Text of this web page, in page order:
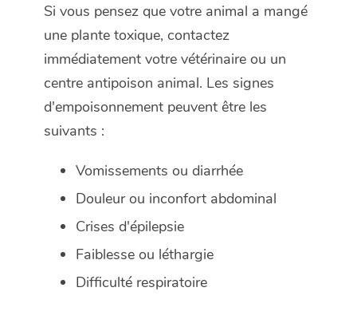
Si vous pensez que votre animal a mangé
une plante toxique, contactez
immédiatement votre vétérinaire ou un
centre antipoison animal. Les signes
d'empoisonnement peuvent être les
suivants :
Vomissements ou diarrhée
Douleur ou inconfort abdominal
Crises d'épilepsie
Faiblesse ou léthargie
Difficulté respiratoire